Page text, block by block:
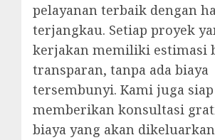
pelayanan terbaik dengan
terjangkau. Setiap proyek
kerjakan memiliki estimasi
transparan, tanpa ada biaya
tersembunyi. Kami juga siap
memberikan konsultasi
biaya yang akan dikeluarkan